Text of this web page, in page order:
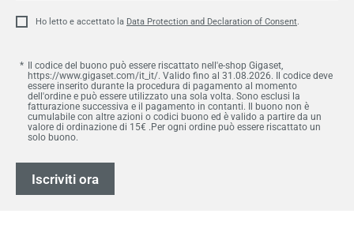
Ho letto e accettato la Data Protection and Declaration of Consent.
Il codice del buono può essere riscattato nell'e-shop Gigaset,
https://www.gigaset.com/it_it/. Valido fino al 31.08.2026. Il codice deve
essere inserito durante la procedura di pagamento al momento
dell'ordine e può essere utilizzato una sola volta. Sono esclusi la
fatturazione successiva e il pagamento in contanti. Il buono non è
cumulabile con altre azioni o codici buono ed è valido a partire da un
valore di ordinazione di 15€ .Per ogni ordine può essere riscattato un
solo buono.
Iscriviti ora